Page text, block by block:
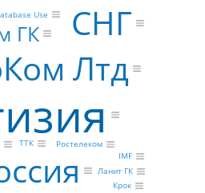
Лтд
СНГ
ГК
Крок
ТТК Ростелеком
Ланит ГК
IMF
Use